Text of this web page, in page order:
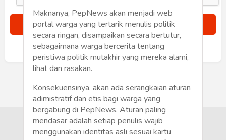
Wisata
Wanita
Sudah punya akun? Masuk
Maknanya, PepNews akan menjadi web
portal warga yang tertarik menulis politik
secara ringan, disampaikan secara bertutur,
sebagaimana warga bercerita tentang
peristiwa politik mutakhir yang mereka alami,
lihat dan rasakan.
Konsekuensinya, akan ada serangkaian aturan
adimistratif dan etis bagi warga yang
bergabung di PepNews. Aturan paling
mendasar adalah setiap penulis wajib
menggunakan identitas asli sesuai kartu